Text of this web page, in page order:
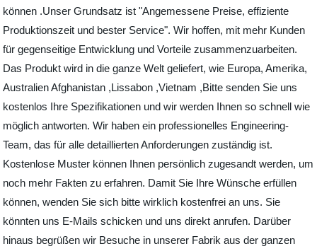
können .Unser Grundsatz ist "Angemessene Preise, effiziente
Produktionszeit und bester Service". Wir hoffen, mit mehr Kunden
für gegenseitige Entwicklung und Vorteile zusammenzuarbeiten.
Das Produkt wird in die ganze Welt geliefert, wie Europa, Amerika,
Australien Afghanistan ,Lissabon ,Vietnam ,Bitte senden Sie uns
kostenlos Ihre Spezifikationen und wir werden Ihnen so schnell wie
möglich antworten. Wir haben ein professionelles Engineering-
Team, das für alle detaillierten Anforderungen zuständig ist.
Kostenlose Muster können Ihnen persönlich zugesandt werden, um
noch mehr Fakten zu erfahren. Damit Sie Ihre Wünsche erfüllen
können, wenden Sie sich bitte wirklich kostenfrei an uns. Sie
könnten uns E-Mails schicken und uns direkt anrufen. Darüber
hinaus begrüßen wir Besuche in unserer Fabrik aus der ganzen